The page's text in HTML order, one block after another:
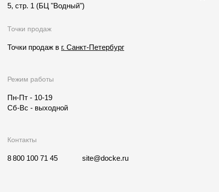
5, стр. 1 (БЦ "Водный")
Точки продаж
Точки продаж в г. Санкт-Петербург
Режим работы
Пн-Пт - 10-19
Сб-Вс - выходной
Контакты
8 800 100 71 45 site@docke.ru